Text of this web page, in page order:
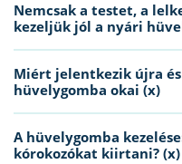
Nemcsak a testet, a
kezeljük jól a nyári
Miért jelentkezik újra
hüvelygomba okai (x)
A hüvelygomba
kórokozókat kiirtani? (x)